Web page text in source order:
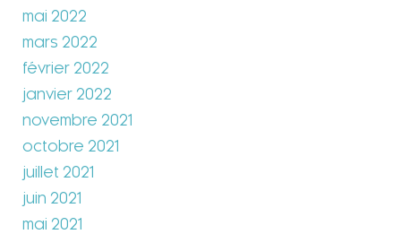
mai 2022
mars 2022
février 2022
janvier 2022
novembre 2021
octobre 2021
juillet 2021
juin 2021
mai 2021